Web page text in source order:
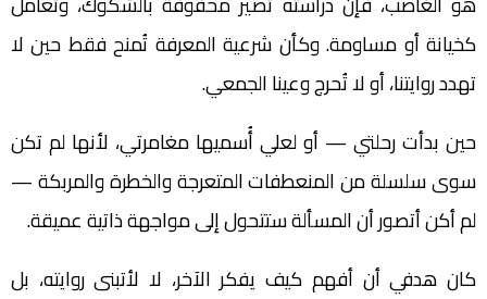
كخيانة أو مساومة. وكأن شرعية المعرفة تُمنح فقط حين لا
تهدد روايتنا، أو لا تُحرج وعينا الجمعي.
حين بدأت رحلتي — أو لعلي أُسميها مغامرتي، لأنها لم تكن
سوى سلسلة من المنعطفات المتعرجة والخطرة والمربكة —
لم أكن أتصور أن المسألة ستتحول إلى مواجهة ذاتية عميقة.
كان هدفي أن أفهم كيف يفكر الآخر، لا لأتبنى روايته، بل